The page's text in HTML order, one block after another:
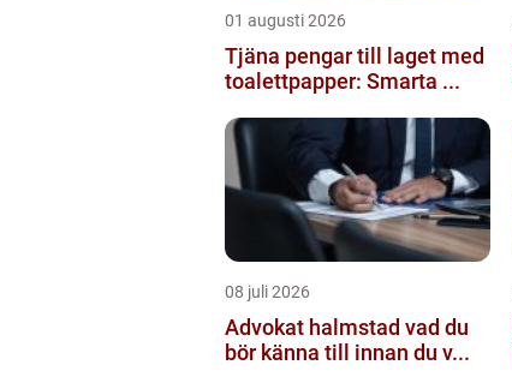
01 augusti 2026
Tjäna pengar till laget med
toalettpapper: Smarta ...
08 juli 2026
Advokat halmstad vad du
bör känna till innan du v...